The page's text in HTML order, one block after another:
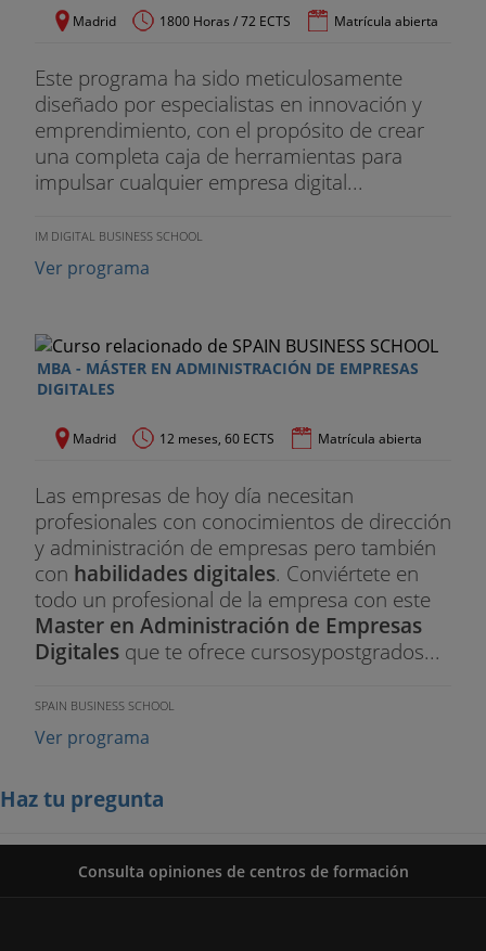
Madrid 1800 Horas / 72 ECTS Matrícula abierta
Este programa ha sido meticulosamente
diseñado por especialistas en innovación y
emprendimiento, con el propósito de crear
una completa caja de herramientas para
impulsar cualquier empresa digital...
IM DIGITAL BUSINESS SCHOOL
Ver programa
MBA - MÁSTER EN ADMINISTRACIÓN DE EMPRESAS
DIGITALES
Madrid 12 meses, 60 ECTS Matrícula abierta
Las empresas de hoy día necesitan
profesionales con conocimientos de dirección
y administración de empresas pero también
con habilidades digitales. Conviértete en
todo un profesional de la empresa con este
Master en Administración de Empresas
Digitales que te ofrece cursosypostgrados...
SPAIN BUSINESS SCHOOL
Ver programa
Haz tu pregunta
Consulta opiniones de centros de formación